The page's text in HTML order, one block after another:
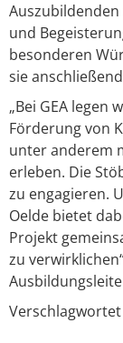
und
besonderen
sie
„Bei GEA legen
Förderung von
unter anderem
erleben. Die
zu engagieren.
Oelde bietet
Projekt
zu
Verschlagwortet